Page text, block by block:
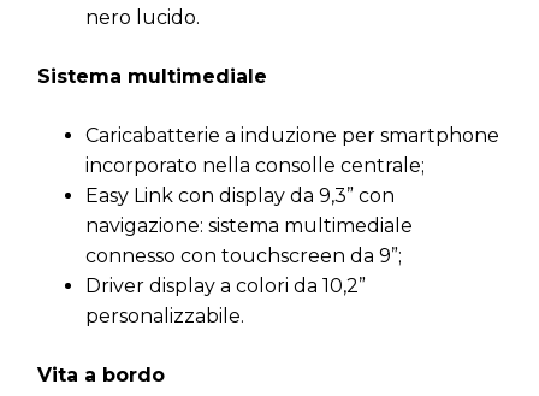
nero lucido.
Sistema multimediale
Caricabatterie a induzione per smartphone
incorporato nella consolle centrale;
Easy Link con display da 9,3” con
navigazione: sistema multimediale
connesso con touchscreen da 9”;
Driver display a colori da 10,2”
personalizzabile.
Vita a bordo